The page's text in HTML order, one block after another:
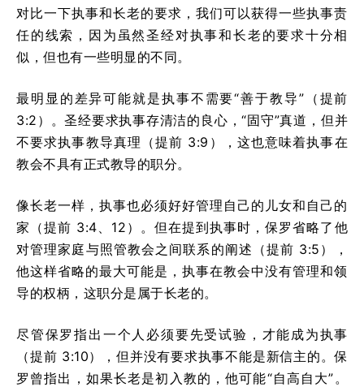
对比一下执事和长老的要求，我们可以获得一些执事责
任的线索，因为虽然圣经对执事和长老的要求十分相
似，但也有一些明显的不同。
最明显的差异可能就是执事不需要“善于教导”（提前
3:2）。圣经要求执事存清洁的良心，“固守”真道，但并
不要求执事教导真理（提前 3:9），这也意味着执事在
教会不具有正式教导的职分。
像长老一样，执事也必须好好管理自己的儿女和自己的
家（提前 3:4、12）。但在提到执事时，保罗省略了他
对管理家庭与照管教会之间联系的阐述（提前 3:5），
他这样省略的最大可能是，执事在教会中没有管理和领
导的权柄，这职分是属于长老的。
尽管保罗指出一个人必须要先受试验，才能成为执事
（提前 3:10），但并没有要求执事不能是新信主的。保
罗曾指出，如果长老是初入教的，他可能“自高自大”。